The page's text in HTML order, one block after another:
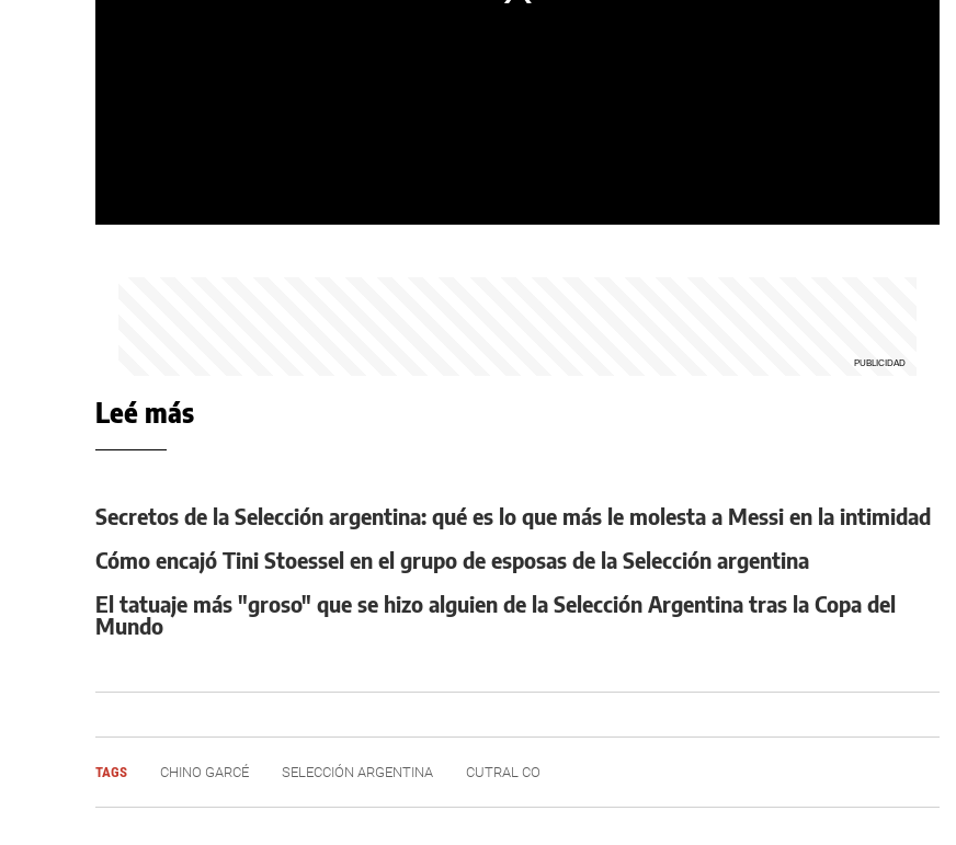
Leé más
Secretos de la Selección argentina: qué es lo que más le molesta a Messi en la intimidad
Cómo encajó Tini Stoessel en el grupo de esposas de la Selección argentina
El tatuaje más "groso" que se hizo alguien de la Selección Argentina tras la Copa del
Mundo
TAGS CHINO GARCÉ SELECCIÓN ARGENTINA CUTRAL CO